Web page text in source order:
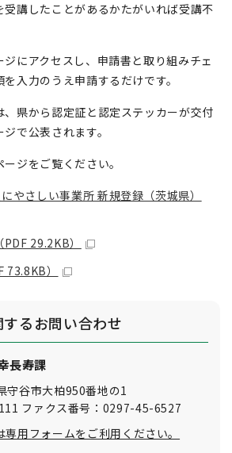
受講したことがあるかたがいれば受講不
にアクセスし、申請書と取り組みチェ
入力のうえ申請するだけです。
、県から認定証と認定ステッカーが交付
で公表されます。
ジをご覧ください。
やさしい事業所 新規登録（茨城県）
29.2KB）
）
るお問い合わせ
長寿課
守谷市大柏950番地の1
ファクス番号：0297-45-6527
専用フォームをご利用ください。